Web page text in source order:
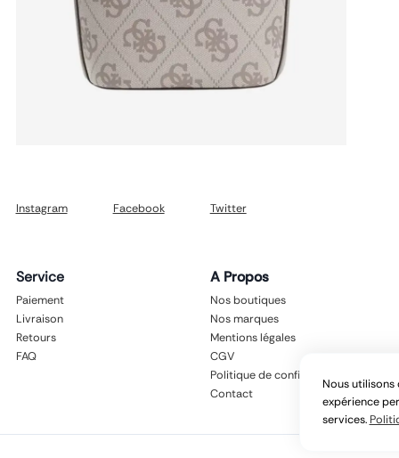
Instagram Facebook Twitter
Service
Paiement
Livraison
Retours
FAQ
A Propos
Nos boutiques
Nos marques
Mentions légales
CGV
Politique de confidentialité
Contact
Nous
expérience
services.